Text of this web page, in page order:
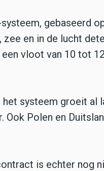
gebaseerd
zee en in de lucht
vloot van 10 tot
het systeem groeit al
Ook Polen en
is echter nog